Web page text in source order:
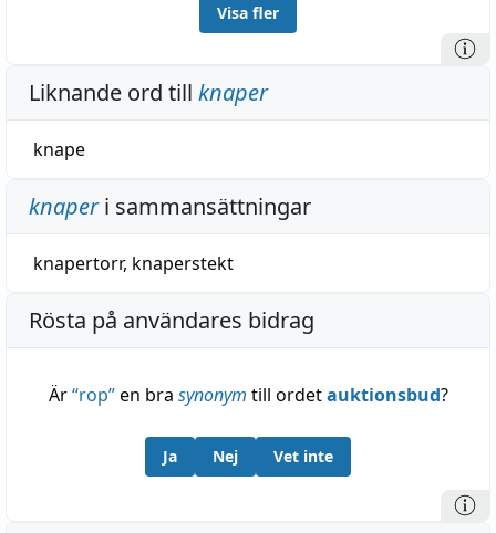
Visa fler
Liknande ord till knaper
knape
knaperi sammansättningar
knapertorr, knaperstekt
Rösta på användares bidrag
Är“rop”en bra synonym till ordetauktionsbud?
Ja Nej Vet inte